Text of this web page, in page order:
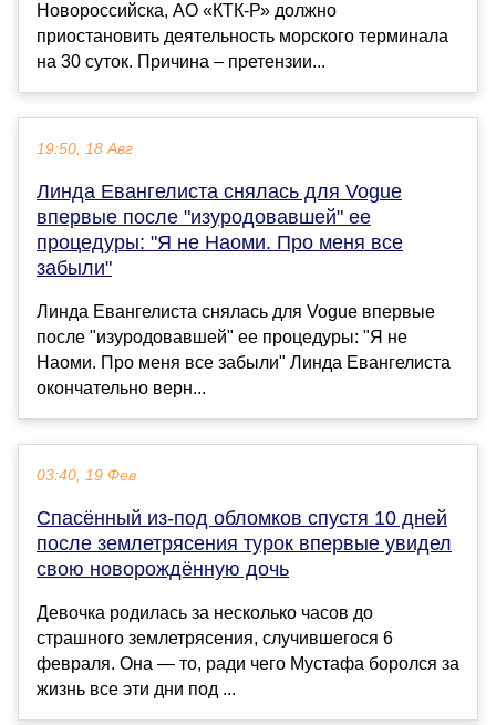
Новороссийска, АО «КТК-Р» должно
приостановить деятельность морского терминала
на 30 суток. Причина – претензии...
19:50, 18 Авг
Линда Евангелиста снялась для Vogue
впервые после "изуродовавшей" ее
процедуры: "Я не Наоми. Про меня все
забыли"
Линда Евангелиста снялась для Vogue впервые
после "изуродовавшей" ее процедуры: "Я не
Наоми. Про меня все забыли" Линда Евангелиста
окончательно верн...
03:40, 19 Фев
Спасённый из-под обломков спустя 10 дней
после землетрясения турок впервые увидел
свою новорождённую дочь
Девочка родилась за несколько часов до
страшного землетрясения, случившегося 6
февраля. Она — то, ради чего Мустафа боролся за
жизнь все эти дни под ...